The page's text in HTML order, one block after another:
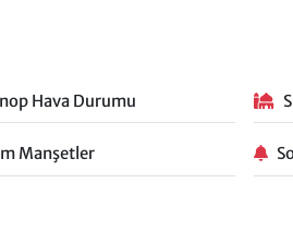
Hava Durumu
Manşetler